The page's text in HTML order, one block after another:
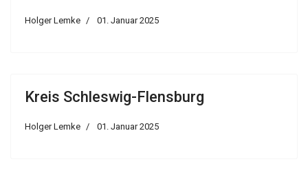
Holger Lemke 01. Januar 2025
Kreis Schleswig-Flensburg
Holger Lemke 01. Januar 2025